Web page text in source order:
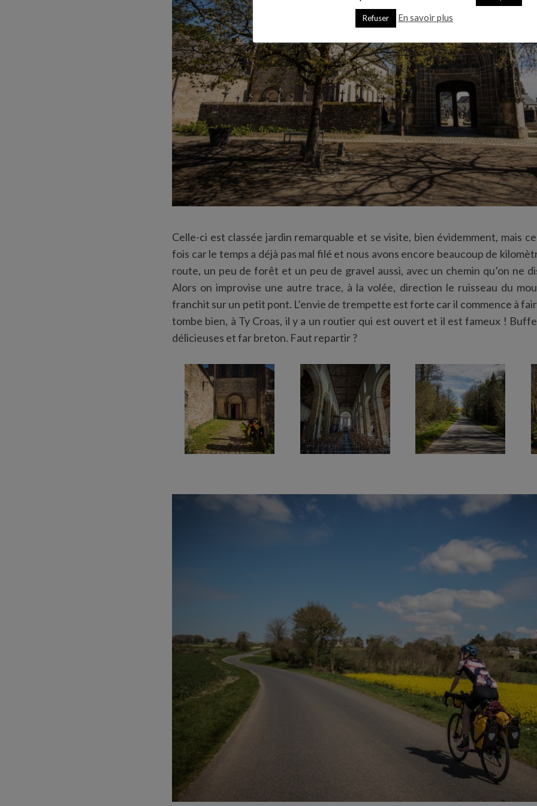
Celle-ci est classée jardin remarquable et se visite, bien évidemment, mais
fois car le temps a déjà pas mal filé et nous avons encore beaucoup de
route, un peu de forêt et un peu de gravel aussi, avec un chemin qu’on ne
Alors on improvise une autre trace, à la volée, direction le ruisseau du
franchit sur un petit pont. L’envie de trempette est forte car il commence à
tombe bien, à Ty Croas, il y a un routier qui est ouvert et il est fameux !
délicieuses et far breton. Faut repartir ?
Refuser En savoir plus